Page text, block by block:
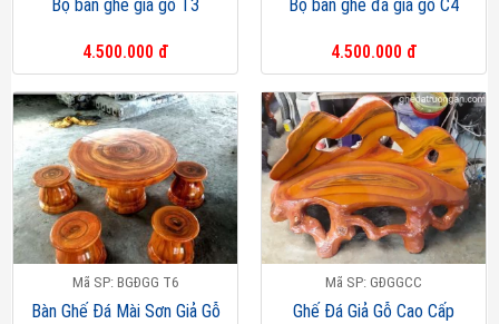
Bộ bàn ghế giả gỗ T3
4.500.000 đ
Bộ bàn ghế đá giả gỗ C4
4.500.000 đ
Mã SP: BGĐGG T6
Bàn Ghế Đá Mài Sơn Giả Gỗ
Mã SP: GĐGGCC
Ghế Đá Giả Gỗ Cao Cấp